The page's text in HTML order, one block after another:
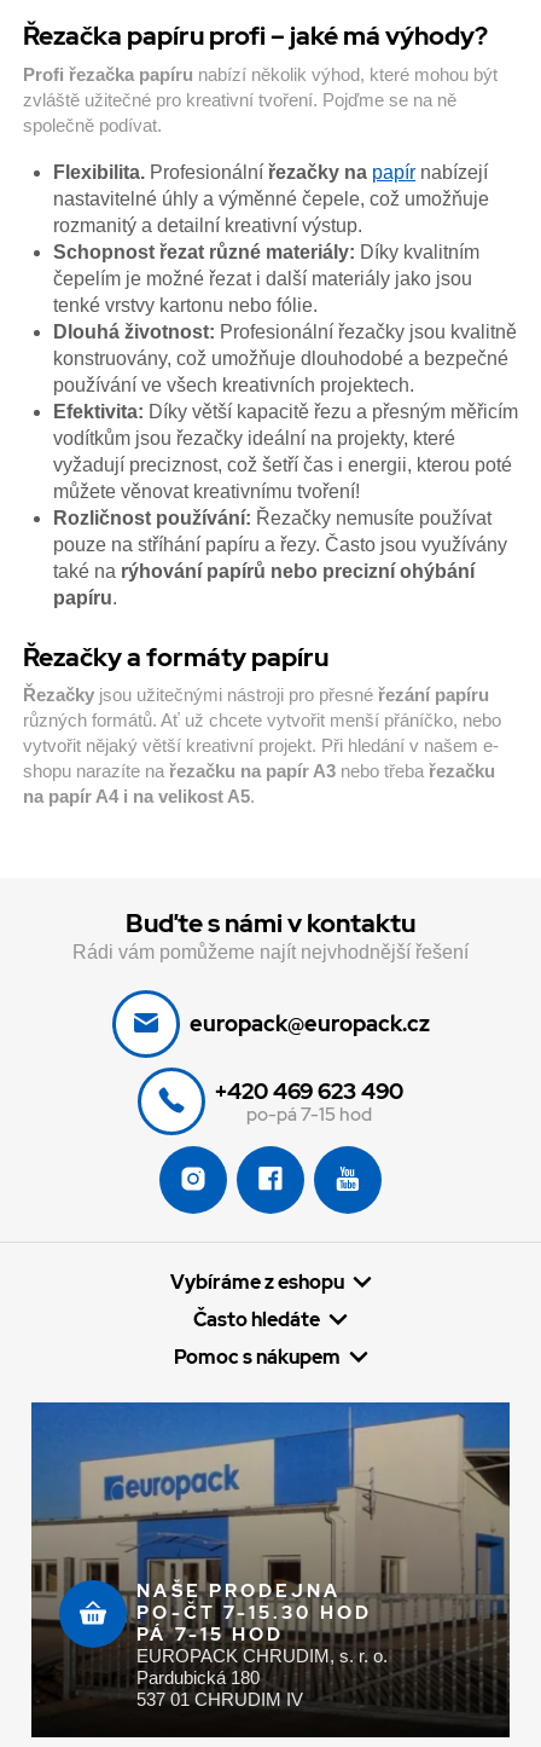
Řezačka papíru profi – jaké má výhody?
Profi řezačka papíru nabízí několik výhod, které mohou být
zvláště užitečné pro kreativní tvoření. Pojďme se na ně
společně podívat.
Flexibilita. Profesionální řezačky na papír nabízejí
nastavitelné úhly a výměnné čepele, což umožňuje
rozmanitý a detailní kreativní výstup.
Schopnost řezat různé materiály: Díky kvalitním
čepelím je možné řezat i další materiály jako jsou
tenké vrstvy kartonu nebo fólie.
Dlouhá životnost: Profesionální řezačky jsou kvalitně
konstruovány, což umožňuje dlouhodobé a bezpečné
používání ve všech kreativních projektech.
Efektivita: Díky větší kapacitě řezu a přesným měřicím
vodítkům jsou řezačky ideální na projekty, které
vyžadují preciznost, což šetří čas i energii, kterou poté
můžete věnovat kreativnímu tvoření!
Rozličnost používání: Řezačky nemusíte používat
pouze na stříhání papíru a řezy. Často jsou využívány
také na rýhování papírů nebo precizní ohýbání
papíru.
Řezačky a formáty papíru
Řezačky jsou užitečnými nástroji pro přesné řezání papíru
různých formátů. Ať už chcete vytvořit menší přáníčko, nebo
vytvořit nějaký větší kreativní projekt. Při hledání v našem e-
shopu narazíte na řezačku na papír A3 nebo třeba řezačku
na papír A4 i na velikost A5.
Buďte s námi v kontaktu
Rádi vám pomůžeme najít nejvhodnější řešení
europack@europack.cz
+420 469 623 490
po-pá 7-15 hod
Vybíráme z eshopu
Často hledáte
Pomoc s nákupem
NAŠE PRODEJNA
PO-ČT 7-15.30 HOD
PÁ 7-15 HOD
EUROPACK CHRUDIM, s. r. o.
Pardubická 180
537 01 CHRUDIM IV